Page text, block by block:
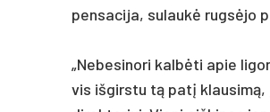
pen­sa­ci­ja, su­laukė rugsė­jo
„Ne­be­si­no­ri kalbė­ti apie
vis iš­girs­tu tą pa­tį